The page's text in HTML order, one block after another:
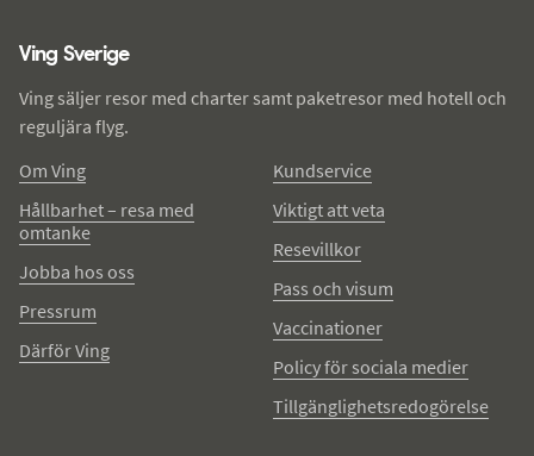
Ving Sverige
Ving säljer resor med charter samt paketresor med hotell och
reguljära flyg.
Om Ving
Hållbarhet – resa med
omtanke
Jobba hos oss
Pressrum
Därför Ving
Kundservice
Viktigt att veta
Resevillkor
Pass och visum
Vaccinationer
Policy för sociala medier
Tillgänglighetsredogörelse